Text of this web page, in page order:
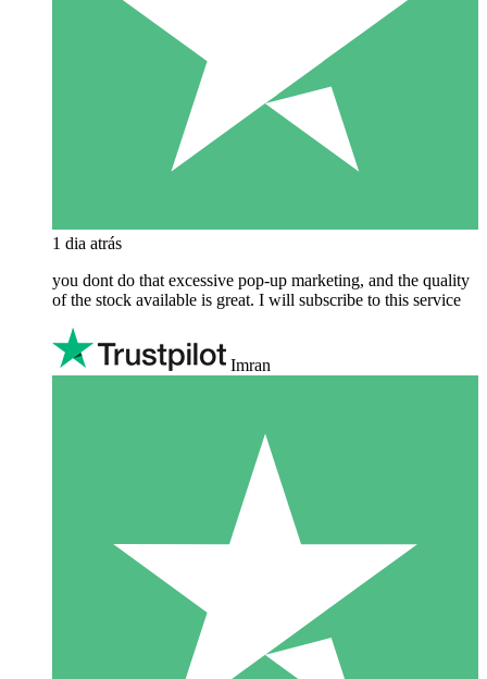
1 dia atrás
you dont do that excessive pop-up marketing, and the quality
of the stock available is great. I will subscribe to this service
Imran